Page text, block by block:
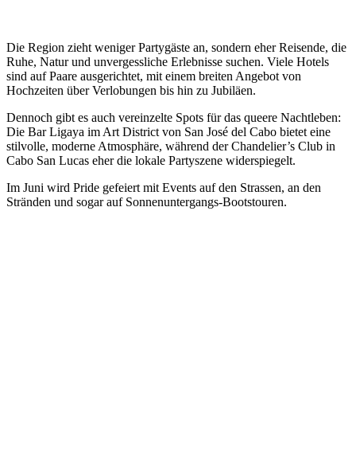
Die Region zieht weniger Partygäste an, sondern eher Reisende, die
Ruhe, Natur und unvergessliche Erlebnisse suchen. Viele Hotels
sind auf Paare ausgerichtet, mit einem breiten Angebot von
Hochzeiten über Verlobungen bis hin zu Jubiläen.
Dennoch gibt es auch vereinzelte Spots für das queere Nachtleben:
Die Bar Ligaya im Art District von San José del Cabo bietet eine
stilvolle, moderne Atmosphäre, während der Chandelier’s Club in
Cabo San Lucas eher die lokale Partyszene widerspiegelt.
Im Juni wird Pride gefeiert mit Events auf den Strassen, an den
Stränden und sogar auf Sonnenuntergangs-Bootstouren.